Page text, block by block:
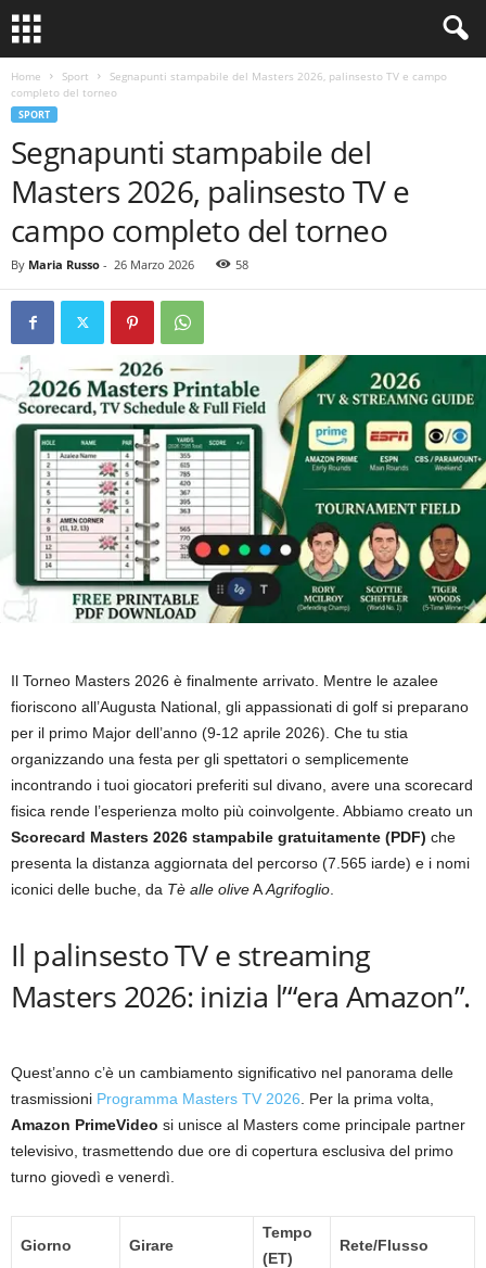
Home Sport
Segnapunti stampabile del Masters 2026, palinsesto TV e campo
completo del torneo
SPORT
Segnapunti stampabile del
Masters 2026, palinsesto TV e
campo completo del torneo
By Maria Russo - 26 Marzo 2026 58
Il Torneo Masters 2026 è finalmente arrivato. Mentre le azalee
fioriscono all’Augusta National, gli appassionati di golf si preparano
per il primo Major dell’anno (9-12 aprile 2026). Che tu stia
organizzando una festa per gli spettatori o semplicemente
incontrando i tuoi giocatori preferiti sul divano, avere una scorecard
fisica rende l’esperienza molto più coinvolgente. Abbiamo creato un
Scorecard Masters 2026 stampabile gratuitamente (PDF) che
presenta la distanza aggiornata del percorso (7.565 iarde) e i nomi
iconici delle buche, da Tè alle oliveAAgrifoglio
Il palinsesto TV e streaming
Masters 2026: inizia l’“era Amazon”.
Quest’anno c’è un cambiamento significativo nel panorama delle
trasmissioni Programma Masters TV 2026 . Per la prima volta,
Amazon PrimeVideo si unisce al Masters come principale partner
televisivo, trasmettendo due ore di copertura esclusiva del primo
turno giovedì e venerdì.
Giorno Girare
Tempo
(ET)
Rete/Flusso